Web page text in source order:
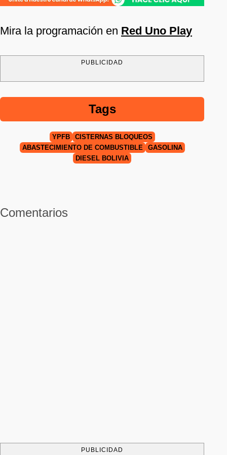
Mira la programación en Red Uno Play
PUBLICIDAD
Tags
YPFB
CISTERNAS BLOQUEOS
ABASTECIMIENTO DE COMBUSTIBLE
GASOLINA
DIÉSEL BOLIVIA
Comentarios
PUBLICIDAD